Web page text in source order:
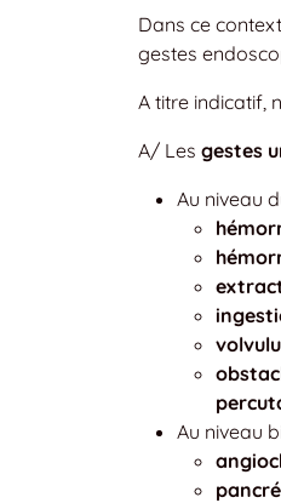
Dans ce
gestes
A titre indicatif,
A/ Les gestes
Au niveau
Au niveau